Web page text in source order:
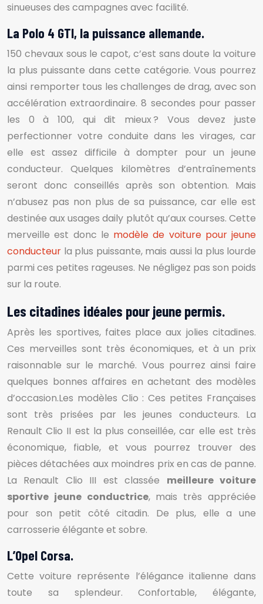
sinueuses des campagnes avec facilité.
La Polo 4 GTI, la puissance allemande.
150 chevaux sous le capot, c’est sans doute la voiture
la plus puissante dans cette catégorie. Vous pourrez
ainsi remporter tous les challenges de drag, avec son
accélération extraordinaire. 8 secondes pour passer
les 0 à 100, qui dit mieux ? Vous devez juste
perfectionner votre conduite dans les virages, car
elle est assez difficile à dompter pour un jeune
conducteur. Quelques kilomètres d’entraînements
seront donc conseillés après son obtention. Mais
n’abusez pas non plus de sa puissance, car elle est
destinée aux usages daily plutôt qu’aux courses. Cette
merveille est donc le modèle de voiture pour jeune
conducteur la plus puissante, mais aussi la plus lourde
parmi ces petites rageuses. Ne négligez pas son poids
sur la route.
Les citadines idéales pour jeune permis.
Après les sportives, faites place aux jolies citadines.
Ces merveilles sont très économiques, et à un prix
raisonnable sur le marché. Vous pourrez ainsi faire
quelques bonnes affaires en achetant des modèles
d’occasion.Les modèles Clio : Ces petites Françaises
sont très prisées par les jeunes conducteurs. La
Renault Clio II est la plus conseillée, car elle est très
économique, fiable, et vous pourrez trouver des
pièces détachées aux moindres prix en cas de panne.
La Renault Clio III est classée meilleure voiture
sportive jeune conductrice, mais très appréciée
pour son petit côté citadin. De plus, elle a une
carrosserie élégante et sobre.
L’Opel Corsa.
Cette voiture représente l’élégance italienne dans
toute sa splendeur. Confortable, élégante,